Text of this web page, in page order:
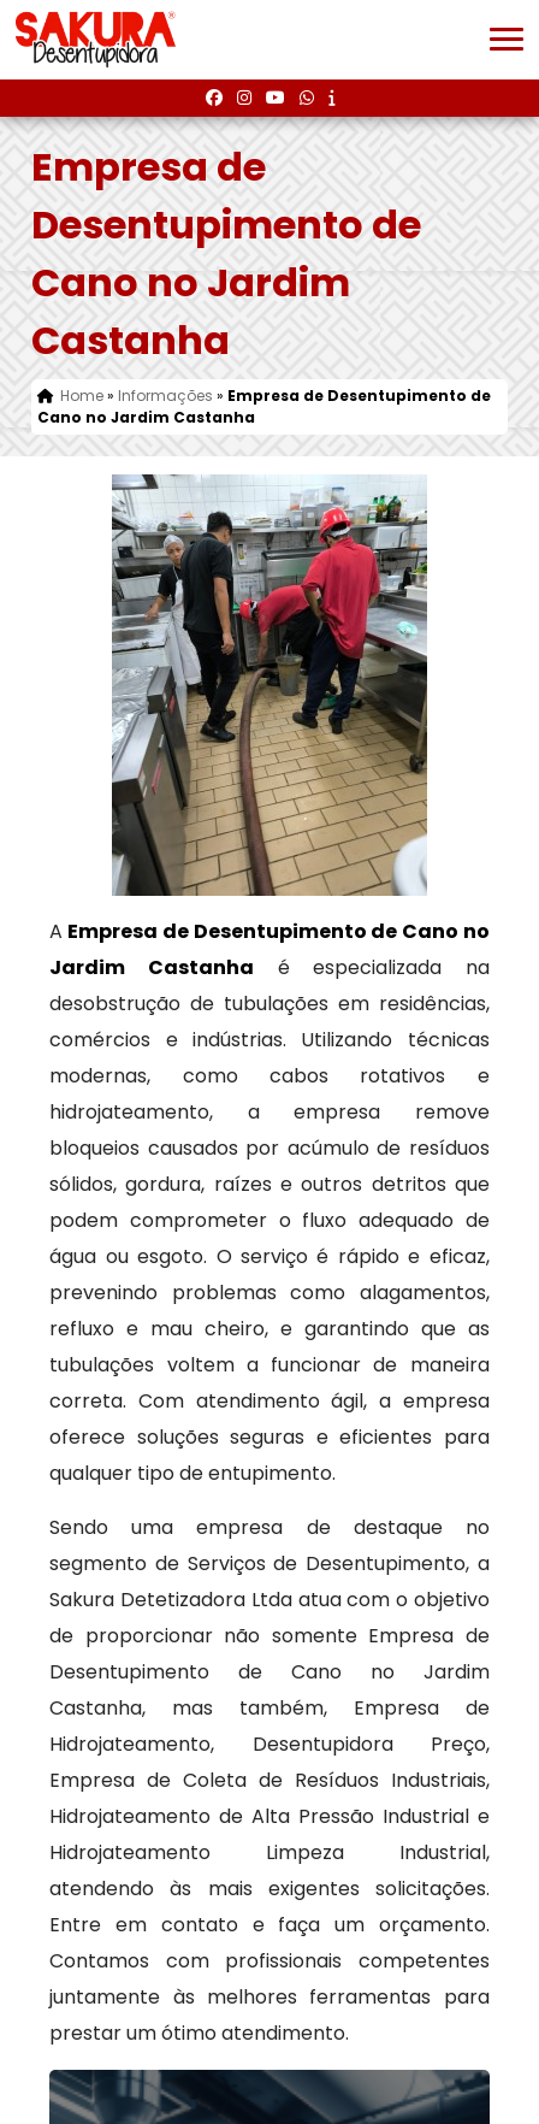
Empresa de
Desentupimento de
Cano no Jardim
Castanha
Home» Informações » Empresa de Desentupimento de
Cano no Jardim Castanha
A Empresa de Desentupimento de Cano no
Jardim Castanha é especializada na
desobstrução de tubulações em residências,
comércios e indústrias. Utilizando técnicas
modernas, como cabos rotativos e
hidrojateamento, a empresa remove
bloqueios causados por acúmulo de resíduos
sólidos, gordura, raízes e outros detritos que
podem comprometer o fluxo adequado de
água ou esgoto. O serviço é rápido e eficaz,
prevenindo problemas como alagamentos,
refluxo e mau cheiro, e garantindo que as
tubulações voltem a funcionar de maneira
correta. Com atendimento ágil, a empresa
oferece soluções seguras e eficientes para
qualquer tipo de entupimento.
Sendo uma empresa de destaque no
segmento de Serviços de Desentupimento, a
Sakura Detetizadora Ltda atua com o objetivo
de proporcionar não somente Empresa de
Desentupimento de Cano no Jardim
Castanha, mas também, Empresa de
Hidrojateamento, Desentupidora Preço,
Empresa de Coleta de Resíduos Industriais,
Hidrojateamento de Alta Pressão Industrial e
Hidrojateamento Limpeza Industrial,
atendendo às mais exigentes solicitações.
Entre em contato e faça um orçamento.
Contamos com profissionais competentes
juntamente às melhores ferramentas para
prestar um ótimo atendimento.